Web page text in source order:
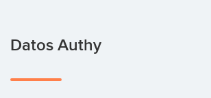
Datos Authy